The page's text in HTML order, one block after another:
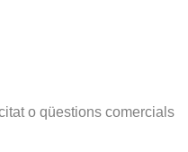
o qüestions comercials